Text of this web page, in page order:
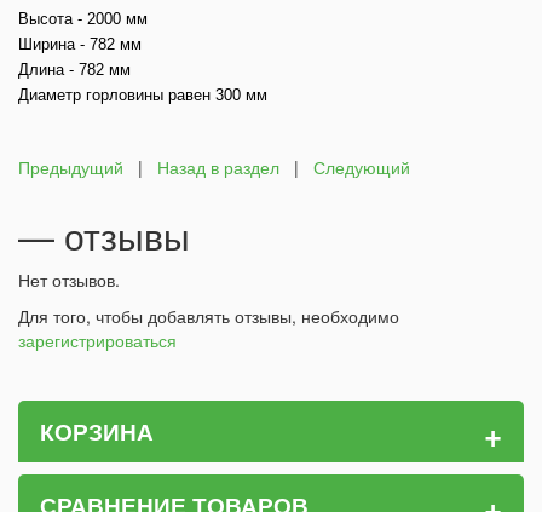
Высота - 2000 мм
Ширина - 782 мм
Длина - 782 мм
Диаметр горловины равен 300 мм
Предыдущий | Назад в раздел | Следующий
— отзывы
Нет отзывов.
Для того, чтобы добавлять отзывы, необходимо
зарегистрироваться
КОРЗИНА +
СРАВНЕНИЕ ТОВАРОВ